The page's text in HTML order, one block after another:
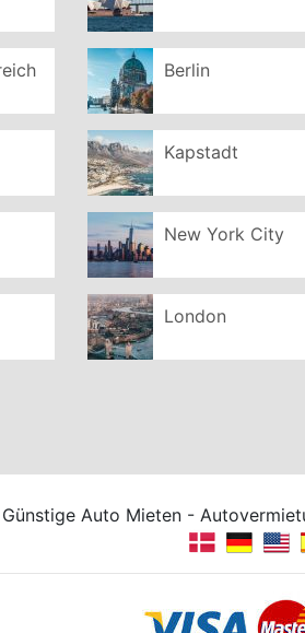
Berlin
Kapstadt
New York City
London
Auto Mieten -